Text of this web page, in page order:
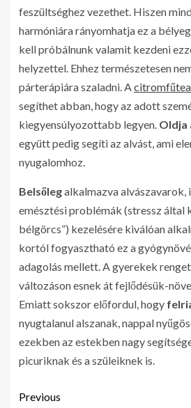
feszültséghez vezethet. Hiszen
harmóniára rányomhatja ez a
kell próbálnunk valamit kezdeni
helyzettel. Ehhez természetesen
párterápiára szaladni. Acitromfűtea
segíthet abban, hogy az adott
kiegyensúlyozottabb legyen. Oldja
együtt pedig segíti az alvást, ami
nyugalomhoz.
Belsőlegalkalmazva alvászavarok,
emésztési problémák (stressz által
bélgörcs”) kezelésére kiválóan
kortól fogyasztható ez a
adagolás mellett. A gyerekek
változáson esnek át fejlődésük-
Emiatt sokszor előfordul, hogy
nyugtalanul alszanak, nappal
ezekben az estekben nagy
picuriknak és a szüleiknek is.
Previous